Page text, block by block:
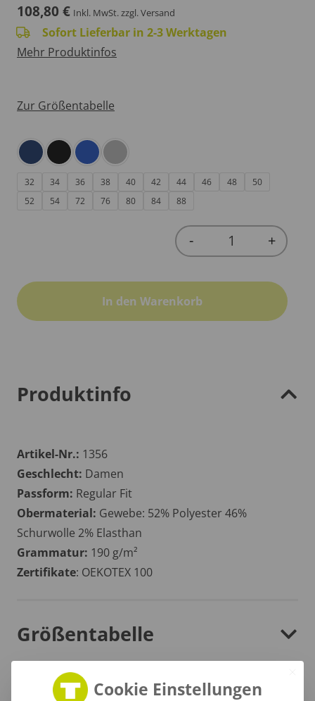
108,80 € Inkl. MwSt.zzgl. Versand
Sofort Lieferbar in 2-3 Werktagen
Mehr Produktinfos
Zur Größentabelle
32 34 36 38 40 42 44 46 48
50
52
54 72 76 80 84 88
Quantity
- +
In den Warenkorb
Produktinfo
Artikel-Nr.: 1356
Geschlecht: Damen
Passform: Regular Fit
Obermaterial: Gewebe: 52% Polyester 46%
Schurwolle 2% Elasthan
Grammatur: 190 g/m²
Zertifikate: OEKOTEX 100
Größentabelle
Cookie Einstellungen